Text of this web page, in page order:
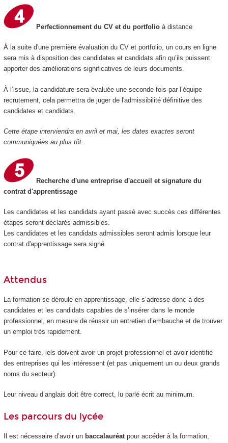
Perfectionnement du CV et du portfolio à distance
À la suite d'une première évaluation du CV et portfolio, un cours en ligne
sera mis à disposition des candidates et candidats afin qu’ils puissent
apporter des améliorations significatives de leurs documents.
À l’issue, la candidature sera évaluée une seconde fois par l’équipe
recrutement, cela permettra de juger de l'admissibilité définitive des
candidates et candidats.
Cette étape interviendra en avril et mai, les dates exactes seront
communiquées au plus tôt.
Recherche d'une entreprise d'accueil et signature du
contrat d'apprentissage
Les candidates et les candidats ayant passé avec succès ces différentes
étapes seront déclarés admissibles.
Les candidates et les candidats admissibles seront admis lorsque leur
contrat d'apprentissage sera signé.
Attendus
La formation se déroule en apprentissage, elle s’adresse donc à des
candidates et les candidats capables de s’insérer dans le monde
professionnel, en mesure de réussir un entretien d’embauche et de trouver
un emploi très rapidement.
Pour ce faire, iels doivent avoir un projet professionnel et avoir identifié
des entreprises qui les intéressent (et pas uniquement un ou deux grands
noms du secteur).
Leur niveau d’anglais doit être correct, lu parlé écrit au minimum.
Les parcours du lycée
Il est nécessaire d’avoir un baccalauréat pour accéder à la formation,